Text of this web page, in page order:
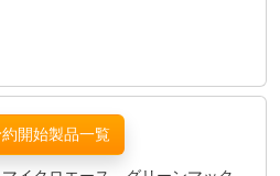
開始製品一覧